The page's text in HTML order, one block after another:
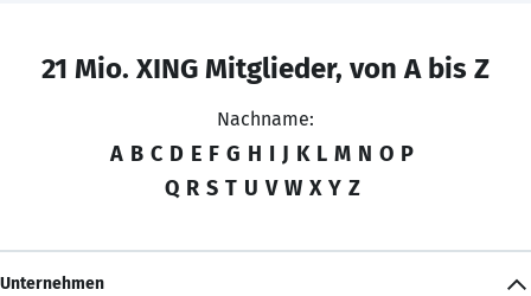
21 Mio. XING Mitglieder, von A bis Z
Nachname:
A B C D E F G H I J K L M N O P
Q R S T U V W X Y Z
Unternehmen